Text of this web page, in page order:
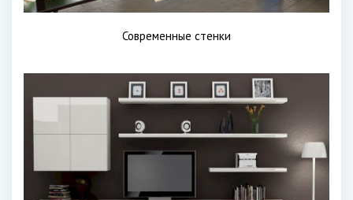
Современные стенки